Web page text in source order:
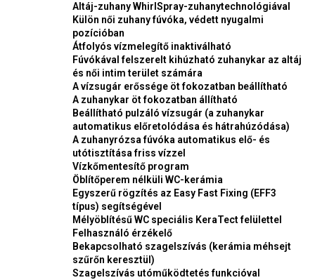
Altáj-zuhany WhirlSpray-zuhanytechnológiával
Külön női zuhany fúvóka, védett nyugalmi
pozícióban
Átfolyós vízmelegítő inaktiválható
Fúvókával felszerelt kihúzható zuhanykar az altáj
és női intim terület számára
A vízsugár erőssége öt fokozatban beállítható
A zuhanykar öt fokozatban állítható
Beállítható pulzáló vízsugár (a zuhanykar
automatikus előretolódása és hátrahúzódása)
A zuhanyrózsa fúvóka automatikus elő- és
utótisztítása friss vízzel
Vízkőmentesítő program
Öblítőperem nélküli WC-kerámia
Egyszerű rögzítés az Easy Fast Fixing (EFF3
típus) segítségével
Mélyöblítésű WC speciális KeraTect felülettel
Felhasználó érzékelő
Bekapcsolható szagelszívás (kerámia méhsejt
szűrőn keresztül)
Szagelszívás utóműködtetés funkcióval